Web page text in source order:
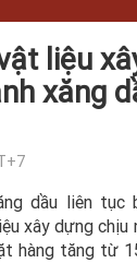
liệu
xăng
dầu liên tục
xây dựng chịu
hàng tăng từ